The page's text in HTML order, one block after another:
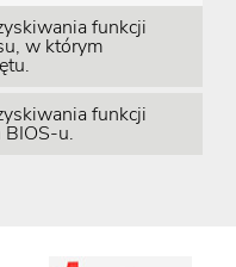
funkcji
w którym
funkcji
BIOS-u.